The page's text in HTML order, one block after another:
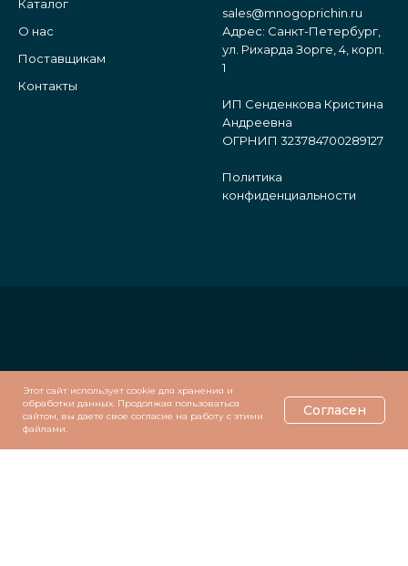
Каталог
О нас
Поставщикам
Контакты
sales@mnogoprichin.ru
Адрес: Санкт-Петербург,
ул. Рихарда Зорге, 4, корп.
1
ИП Сенденкова Кристина
Андреевна
ОГРНИП 323784700289127
Политика
конфиденциальности
Этот сайт использует cookie для хранения и
обработки данных. Продолжая пользоваться
сайтом, вы даете свое согласие на работу с этими
файлами.
Согласен